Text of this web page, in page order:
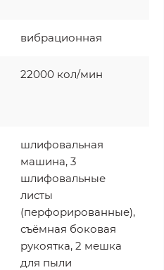
вибрационная
22000 кол/мин
шлифовальная
машина, 3
шлифовальные
листы
(перфорированные),
съёмная боковая
рукоятка, 2 мешка
для пыли